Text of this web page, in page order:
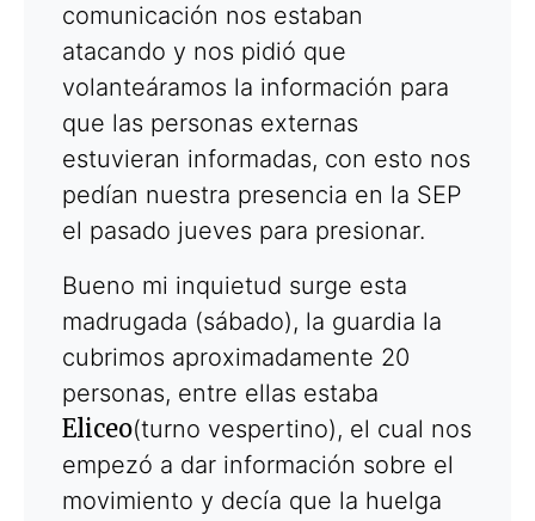
comunicación nos estaban
atacando y nos pidió que
volanteáramos la información para
que las personas externas
estuvieran informadas, con esto nos
pedían nuestra presencia en la SEP
el pasado jueves para presionar.
Bueno mi inquietud surge esta
madrugada (sábado), la guardia la
cubrimos aproximadamente 20
personas, entre ellas estaba
Eliceo(turno vespertino), el cual nos
empezó a dar información sobre el
movimiento y decía que la huelga